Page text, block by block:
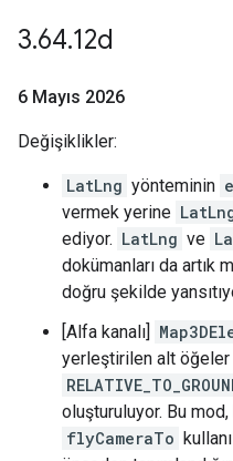
3.64.12d
6 Mayıs 2026
Değişiklikler:
LatLng yönteminin
vermek yerine
ediyor. LatLng ve
dokümanları da artık
doğru şekilde
[Alfa kanalı]
yerleştirilen alt öğeler
oluşturuluyor. Bu
flyCameraTo